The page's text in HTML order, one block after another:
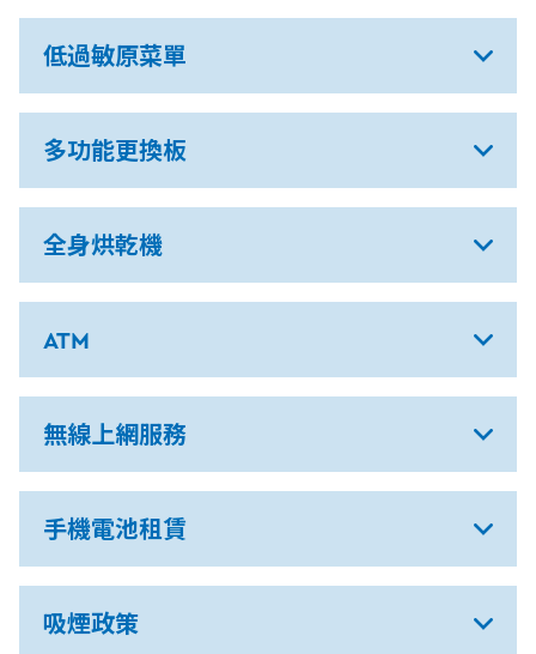
低過敏原菜單
多功能更換板
全身烘乾機
ATM
無線上網服務
手機電池租賃
吸煙政策